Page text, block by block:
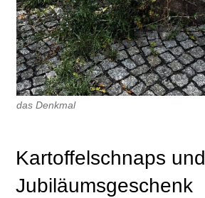
das Denkmal
Kartoffelschnaps und
Jubiläumsgeschenk